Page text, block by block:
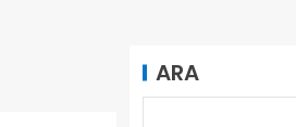
ARA